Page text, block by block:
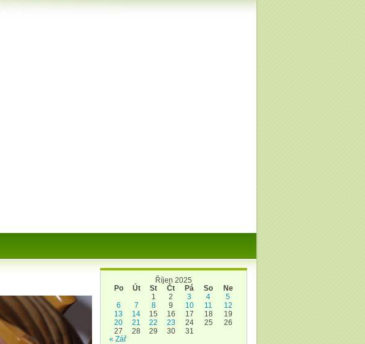
Říjen 2025
Po
Út St Čt Pá So
Ne
1
2 3 4
5
6
7 8 9 10 11
12
13
14 15 16 17 18
19
20
21 22 23 24 25
26
27
28 29 30
31
« Zář